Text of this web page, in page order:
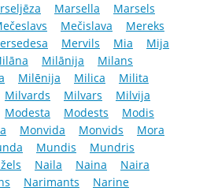
Marsella
Marsels
Mečislava
Mereks
Mervils Mia
Mija
Milānija
Milans
Milēnija Milica
Milita
Milvards Milvars
Milvija
Modesta Modests
Modis
Monvida Monvids
Mora
Mundis
Mundris
Naila Naina
Naira
Narimants
Narine